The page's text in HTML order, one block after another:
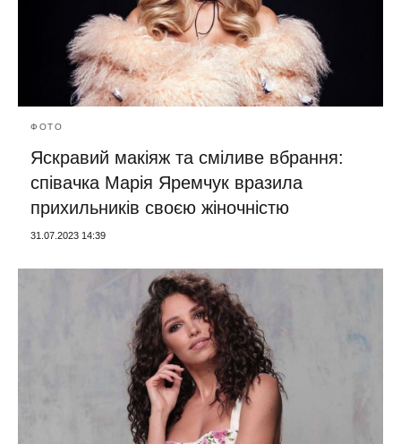
ФОТО
Яскравий макіяж та сміливе вбрання:
співачка Марія Яремчук вразила
прихильників своєю жіночністю
31.07.2023 14:39